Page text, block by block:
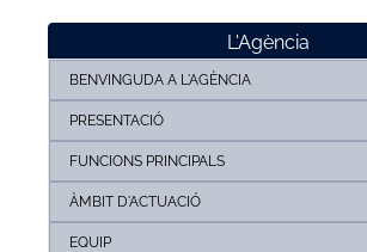
L'Agència
BENVINGUDA A L'AGÈNCIA
PRESENTACIÓ
FUNCIONS PRINCIPALS
ÀMBIT D'ACTUACIÓ
EQUIP